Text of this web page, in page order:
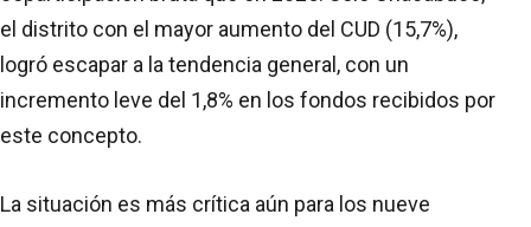
el distrito con el mayor aumento del CUD (15,7%),
logró escapar a la tendencia general, con un
incremento leve del 1,8% en los fondos recibidos por
este concepto.
La situación es más crítica aún para los nueve